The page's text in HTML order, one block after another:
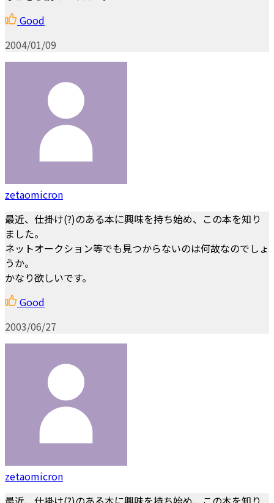
Good
2004/01/09
zetaomicron
最近、仕掛け(?)のある本に興味を持ち始め、この本を知り
ました。
ネットオークション等でも見つからないのは何故なのでしょ
うか。
かなり欲しいです。
Good
2003/06/27
zetaomicron